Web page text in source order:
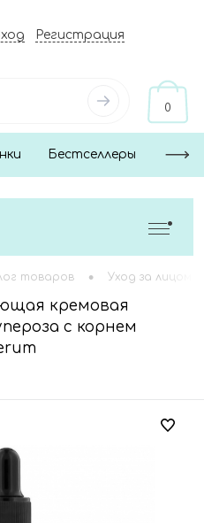
Регистрация
0
Бестселлеры
товаров • Уход за лицом
кремовая
с корнем